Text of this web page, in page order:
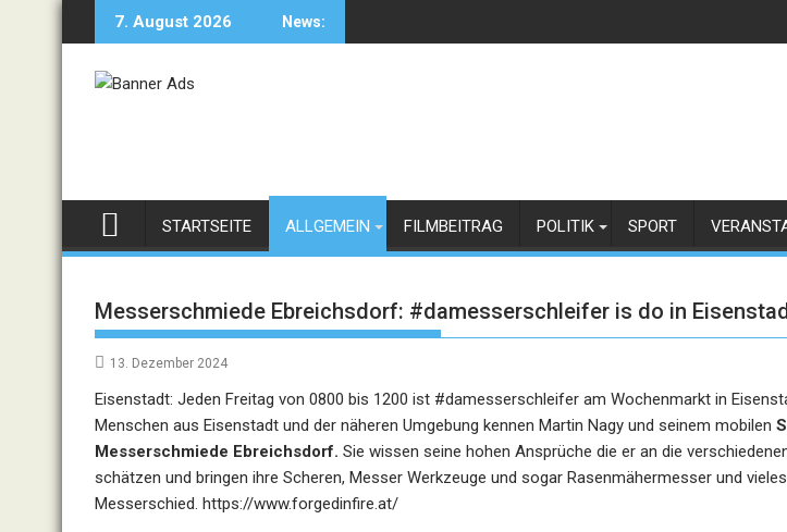
7. August 2026 News:
STARTSEITE ALLGEMEIN FILMBEITRAG POLITIK SPORT
Messerschmiede Ebreichsdorf: #damesserschleifer is do in
13. Dezember 2024
Eisenstadt: Jeden Freitag von 0800 bis 1200 ist #damesserschleifer am Wochenmarkt in
Menschen aus Eisenstadt und der näheren Umgebung kennen Martin Nagy und seinem mobilen
Messerschmiede Ebreichsdorf. Sie wissen seine hohen Ansprüche die er an die
schätzen und bringen ihre Scheren, Messer Werkzeuge und sogar Rasenmähermesser und
Messerschied. https://www.forgedinfire.at/